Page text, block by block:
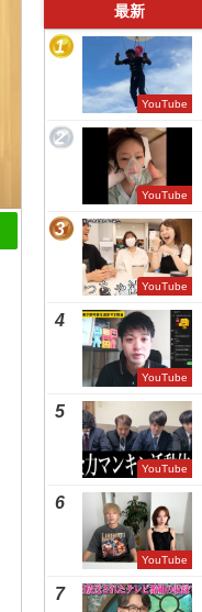
最新
1
YouTube
2
YouTube
3
YouTube
4
YouTube
5
YouTube
6
YouTube
7